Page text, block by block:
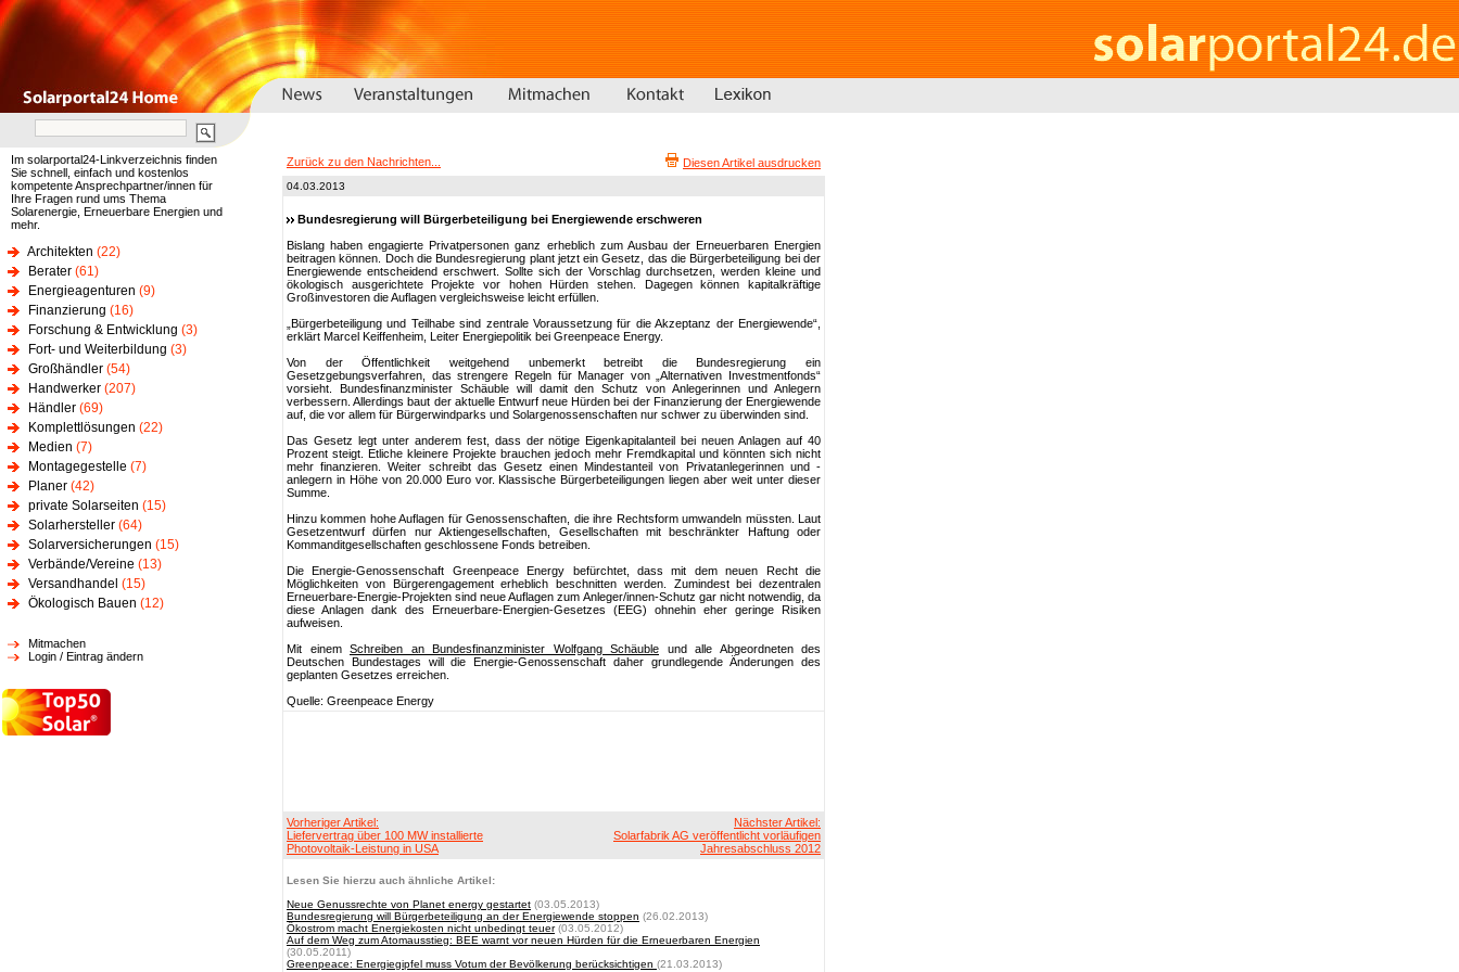
Im solarportal24-Linkverzeichnis finden
Sie schnell, einfach und kostenlos
kompetente Ansprechpartner/innen für
Ihre Fragen rund ums Thema
Solarenergie, Erneuerbare Energien und
mehr.
Architekten (22)
Berater (61)
Energieagenturen (9)
Finanzierung (16)
Forschung & Entwicklung (3)
Fort- und Weiterbildung (3)
Großhändler (54)
Handwerker (207)
Händler (69)
Komplettlösungen (22)
Medien (7)
Montagegestelle (7)
Planer (42)
private Solarseiten (15)
Solarhersteller (64)
Solarversicherungen (15)
Verbände/Vereine (13)
Versandhandel (15)
Ökologisch Bauen (12)
Mitmachen
Login / Eintrag ändern
Zurück zu den Nachrichten... Diesen Artikel ausdrucken
04.03.2013
Bundesregierung will Bürgerbeteiligung bei Energiewende erschweren
Bislang haben engagierte Privatpersonen ganz erheblich zum Ausbau der Erneuerbaren Energien
beitragen können. Doch die Bundesregierung plant jetzt ein Gesetz, das die Bürgerbeteiligung bei der
Energiewende entscheidend erschwert. Sollte sich der Vorschlag durchsetzen, werden kleine und
ökologisch ausgerichtete Projekte vor hohen Hürden stehen. Dagegen können kapitalkräftige
Großinvestoren die Auflagen vergleichsweise leicht erfüllen.
„Bürgerbeteiligung und Teilhabe sind zentrale Voraussetzung für die Akzeptanz der Energiewende“,
erklärt Marcel Keiffenheim, Leiter Energiepolitik bei Greenpeace Energy.
Von der Öffentlichkeit weitgehend unbemerkt betreibt die Bundesregierung ein
Gesetzgebungsverfahren, das strengere Regeln für Manager von „Alternativen Investmentfonds“
vorsieht. Bundesfinanzminister Schäuble will damit den Schutz von Anlegerinnen und Anlegern
verbessern. Allerdings baut der aktuelle Entwurf neue Hürden bei der Finanzierung der Energiewende
auf, die vor allem für Bürgerwindparks und Solargenossenschaften nur schwer zu überwinden sind.
Das Gesetz legt unter anderem fest, dass der nötige Eigenkapitalanteil bei neuen Anlagen auf 40
Prozent steigt. Etliche kleinere Projekte brauchen jedoch mehr Fremdkapital und könnten sich nicht
mehr finanzieren. Weiter schreibt das Gesetz einen Mindestanteil von Privatanlegerinnen und -
anlegern in Höhe von 20.000 Euro vor. Klassische Bürgerbeteiligungen liegen aber weit unter dieser
Summe.
Hinzu kommen hohe Auflagen für Genossenschaften, die ihre Rechtsform umwandeln müssten. Laut
Gesetzentwurf dürfen nur Aktiengesellschaften, Gesellschaften mit beschränkter Haftung oder
Kommanditgesellschaften geschlossene Fonds betreiben.
Die Energie-Genossenschaft Greenpeace Energy befürchtet, dass mit dem neuen Recht die
Möglichkeiten von Bürgerengagement erheblich beschnitten werden. Zumindest bei dezentralen
Erneuerbare-Energie-Projekten sind neue Auflagen zum Anleger/innen-Schutz gar nicht notwendig, da
diese Anlagen dank des Erneuerbare-Energien-Gesetzes (EEG) ohnehin eher geringe Risiken
aufweisen.
Mit einem Schreiben an Bundesfinanzminister Wolfgang Schäuble und alle Abgeordneten des
Deutschen Bundestages will die Energie-Genossenschaft daher grundlegende Änderungen des
geplanten Gesetzes erreichen.
Quelle: Greenpeace Energy
Vorheriger Artikel:
Liefervertrag über 100 MW installierte
Photovoltaik-Leistung in USA
Nächster Artikel:
Solarfabrik AG veröffentlicht vorläufigen
Jahresabschluss 2012
Lesen Sie hierzu auch ähnliche Artikel:
Neue Genussrechte von Planet energy gestartet (03.05.2013)
Bundesregierung will Bürgerbeteiligung an der Energiewende stoppen (26.02.2013)
Ökostrom macht Energiekosten nicht unbedingt teuer(03.05.2012)
Auf dem Weg zum Atomausstieg: BEE warnt vor neuen Hürden für die Erneuerbaren Energien
(30.05.2011)
Greenpeace: Energiegipfel muss Votum der Bevölkerung berücksichtigen (21.03.2013)